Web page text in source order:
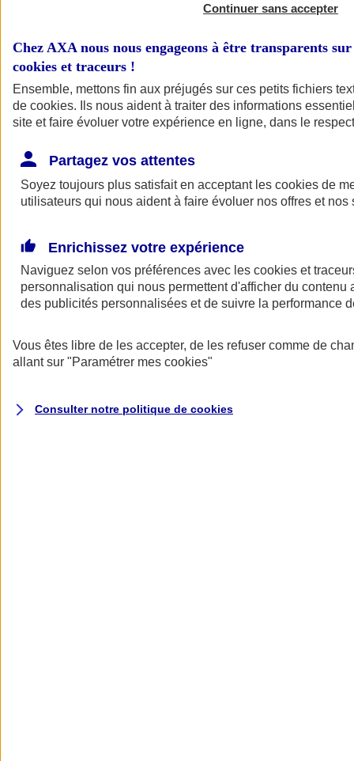
AXA Assurance
Continuer sans accepter
Chez AXA nous nous engageons à être transparents
cookies et traceurs !
Ensemble, mettons fin aux préjugés sur ces petits fichiers
de cookies. Ils nous aident à traiter des informations
site et faire évoluer votre expérience en ligne, dans le
Partagez vos attentes
Soyez toujours plus satisfait en acceptant les cookies de
utilisateurs qui nous aident à faire évoluer nos offres et nos
Enrichissez votre expérience
Naviguez selon vos préférences avec les cookies et
personnalisation qui nous permettent d'afficher du contenu
des publicités personnalisées et de suivre la performance
Vous êtes libre de les accepter, de les refuser comme de
allant sur "Paramétrer mes cookies"
Consulter notre politique de cookies